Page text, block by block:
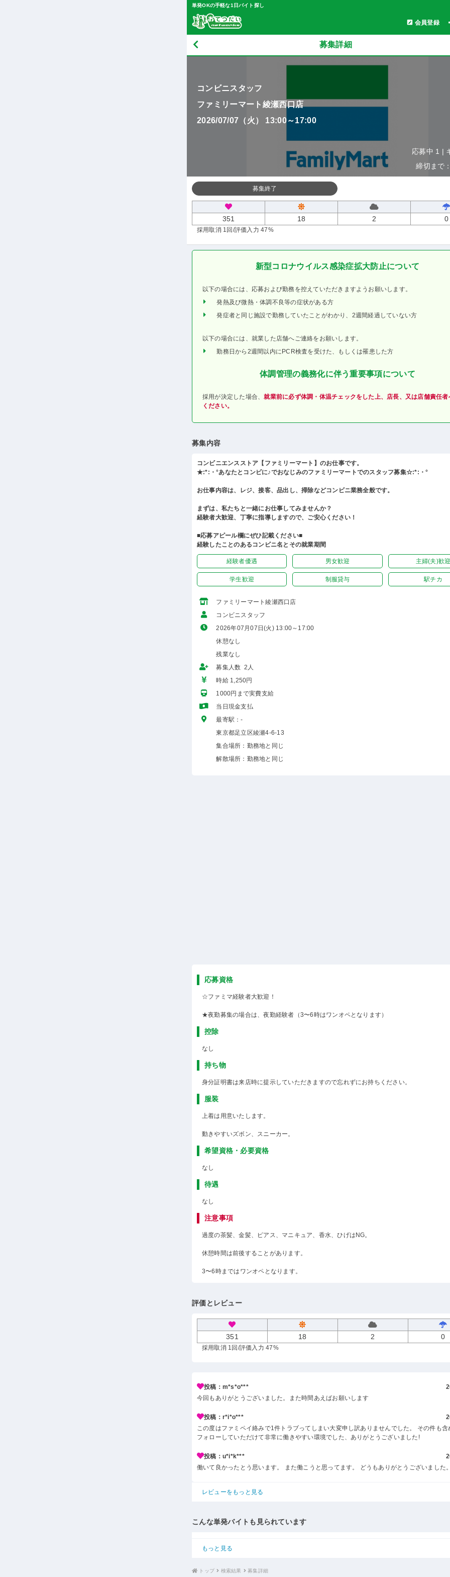
単発OKの手軽な1日バイト探し
会員登録
募集詳細
コンビニスタッフ
ファミリーマート綾瀬西口店
2026/07/07（火） 13:00～17:00
応募中 1 |
締切まで
募集終了
351 18 2 0
採用取消 1回 /評価入力 47%
新型コロナウイルス感染症拡大防止について
以下の場合には、応募および勤務を控えていただきますようお願いします。
発熱及び微熱・体調不良等の症状がある方
発症者と同じ施設で勤務していたことがわかり、2週間経過していない方
以下の場合には、就業した店舗へご連絡をお願いします。
勤務日から2週間以内にPCR検査を受けた、もしくは罹患した方
体調管理の義務化に伴う重要事項について
採用が決定した場合、就業前に必ず体調・体温チェックをした上、店長、又は店舗責任者
ください。
募集内容
コンビニエンスストア【ファミリーマート】のお仕事です。
★:*:・°あなたとコンビに♪でおなじみのファミリーマートでのスタッフ募集☆:*:・°
お仕事内容は、レジ、接客、品出し、掃除などコンビニ業務全般です。
まずは、私たちと一緒にお仕事してみませんか？
経験者大歓迎、丁寧に指導しますので、ご安心ください！
■応募アピール欄にぜひ記載ください■
経験したことのあるコンビニ名とその就業期間
経験者優遇 男女歓迎 主婦(夫)歓
学生歓迎 制服貸与 駅チカ
ファミリーマート綾瀬西口店
コンビニスタッフ
2026年07月07日(火) 13:00～17:00
休憩なし
残業なし
募集人数 2人
時給 1,250円
1000円まで実費支給
当日現金支払
最寄駅：-
東京都足立区綾瀬4-6-13
集合場所：勤務地と同じ
解散場所：勤務地と同じ
応募資格
☆ファミマ経験者大歓迎！
★夜勤募集の場合は、夜勤経験者（3〜6時はワンオペとなります）
控除
なし
持ち物
身分証明書は来店時に提示していただきますので忘れずにお持ちください。
服装
上着は用意いたします。
動きやすいズボン、スニーカー。
希望資格・必要資格
なし
待遇
なし
注意事項
過度の茶髪、金髪、ピアス、マニキュア、香水、ひげはNG。
休憩時間は前後することがあります。
3〜6時まではワンオペとなります。
評価とレビュー
351 18 2 0
採用取消 1回 /評価入力 47%
投稿：m*s*o***
今回もありがとうございました。また時間あえばお願いします
投稿：r*i*o***
この度はファミペイ絡みで1件トラブってしまい大変申し訳ありませんでした。 その件も含
フォローしていただけて非常に働きやすい環境でした、ありがとうございました!
投稿：u*i*k***
働いて良かったとう思います。 また働こうと思ってます。 どうもありがとうございました
レビューをもっと見る
こんな単発バイトも見られています
もっと見る
トップ 検索結果 募集詳細